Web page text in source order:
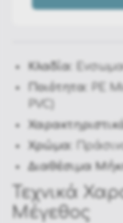
Κλαδία:
Ποιότητα:
PE
PVC)
Χρώμα:
Πράσινο
Διαθέσιμα
Τεχνικά
Μέγεθος